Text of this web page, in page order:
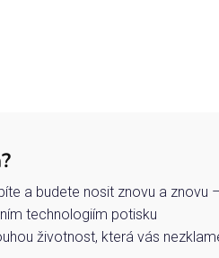
a budete nosit znovu a znovu –
technologiím potisku
životnost, která vás